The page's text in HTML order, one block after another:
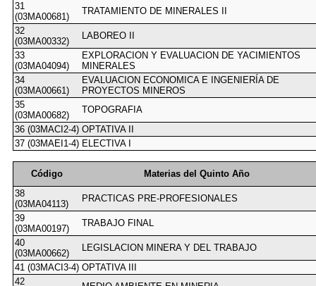
31
(03MA00681)
TRATAMIENTO DE MINERALES II
32
(03MA00332)
LABOREO II
33
(03MA04094)
EXPLORACION Y EVALUACION DE YACIMIENTOS
MINERALES
34
(03MA00661)
EVALUACION ECONOMICA E INGENIERÍA DE
PROYECTOS MINEROS
35
(03MA00682)
TOPOGRAFIA
36 (03MACI2-4) OPTATIVA II
37 (03MAEI1-4) ELECTIVA I
Código
Materias del Quinto Año
38
(03MA04113)
PRACTICAS PRE-PROFESIONALES
39
(03MA00197)
TRABAJO FINAL
40
(03MA00662)
LEGISLACION MINERA Y DEL TRABAJO
41 (03MACI3-4) OPTATIVA III
42